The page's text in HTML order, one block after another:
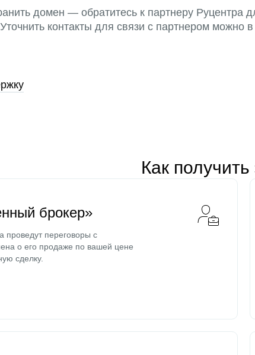
домен — обратитесь к партнеру Руцентра
контакты для связи с партнером можно в
Как
брокер»
проведут переговоры с
о его продаже по вашей цене
сделку.